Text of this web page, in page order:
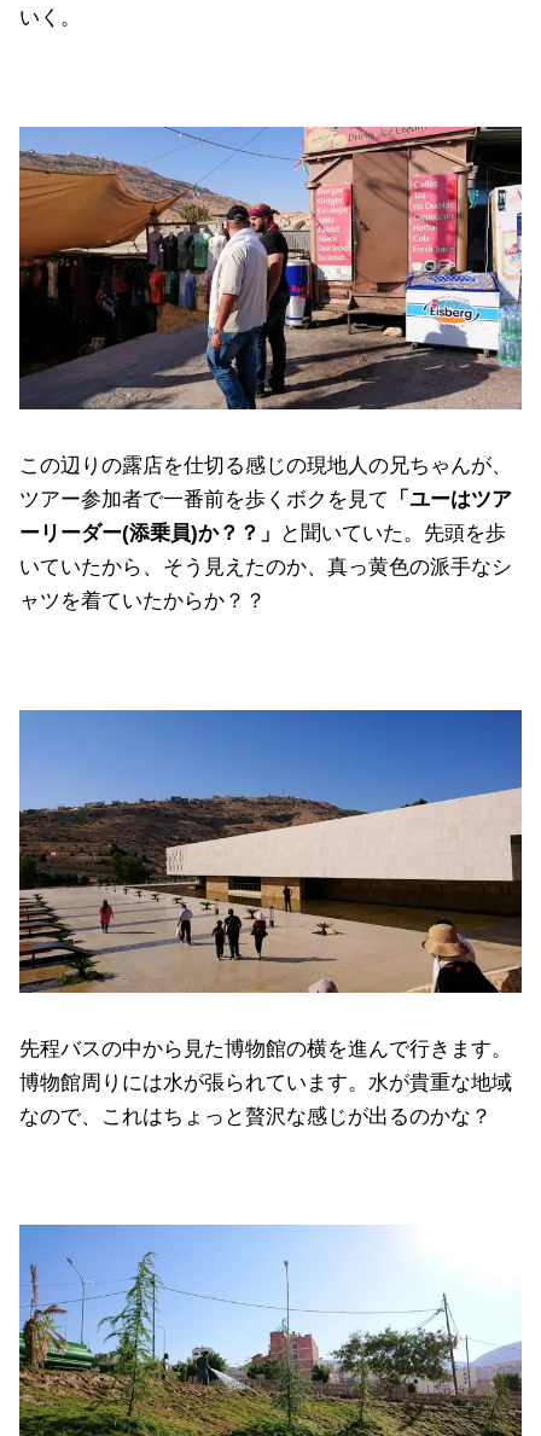
いく。
この辺りの露店を仕切る感じの現地人の兄ちゃんが、
ツアー参加者で一番前を歩くボクを見て
「ユーはツア
ーリーダー(添乗員)か？？」
と聞いていた。先頭を歩
いていたから、そう見えたのか、真っ黄色の派手なシ
ャツを着ていたからか？？
先程バスの中から見た博物館の横を進んで行きます。
博物館周りには水が張られています。水が貴重な地域
なので、これはちょっと贅沢な感じが出るのかな？